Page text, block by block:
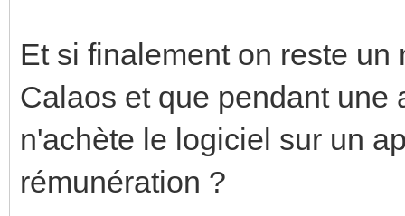
Et si finalement on reste
Calaos et que pendant une
n'achète le logiciel sur un
rémunération ?